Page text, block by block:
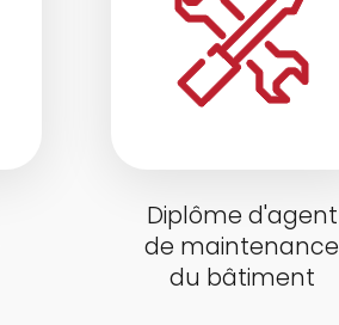
Diplôme d'agent
de maintenance
du bâtiment